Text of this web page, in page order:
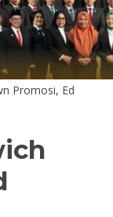
Promosi, Ed